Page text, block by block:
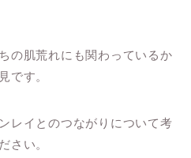
の肌荒れにも関わっているか
です。
レイとのつながりについて考
さい。